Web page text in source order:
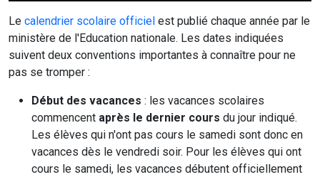
Le calendrier scolaire officiel est publié chaque année par le
ministère de l'Education nationale. Les dates indiquées
suivent deux conventions importantes à connaître pour ne
pas se tromper :
Début des vacances : les vacances scolaires
commencent après le dernier cours du jour indiqué.
Les élèves qui n'ont pas cours le samedi sont donc en
vacances dès le vendredi soir. Pour les élèves qui ont
cours le samedi, les vacances débutent officiellement